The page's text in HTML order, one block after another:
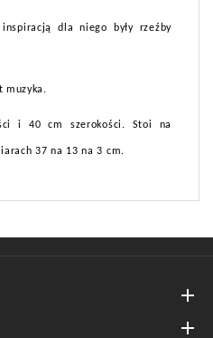
dla niego były rzeźby
muzyka.
i 40 cm szerokości. Stoi na
37 na 13 na 3 cm.

